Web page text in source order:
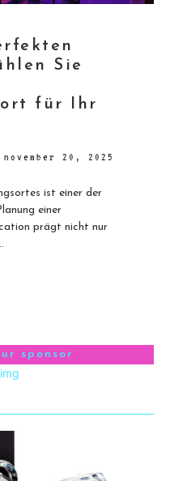
Sie
für Ihr
november 20, 2025
ist einer der
einer
prägt nicht nur
sponsor